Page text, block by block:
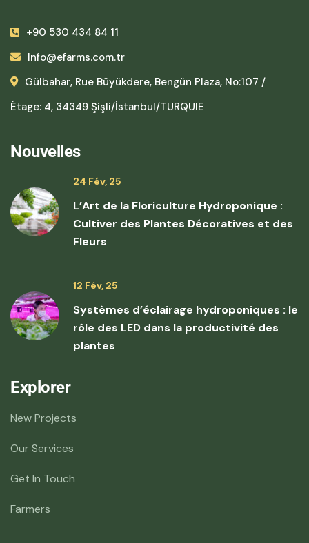
+90 530 434 84 11
Info@efarms.com.tr
Gülbahar, Rue Büyükdere, Bengün Plaza, No:107 /
Étage: 4, 34349 Şişli/İstanbul/TURQUIE
Nouvelles
24 Fév, 25
L’Art de la Floriculture Hydroponique :
Cultiver des Plantes Décoratives et des
Fleurs
12 Fév, 25
Systèmes d’éclairage hydroponiques : le
rôle des LED dans la productivité des
plantes
Explorer
New Projects
Our Services
Get In Touch
Farmers